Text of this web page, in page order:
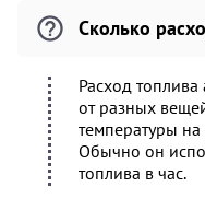
Сколько
Расход топлива
от разных
температуры
Обычно он
топлива в час.